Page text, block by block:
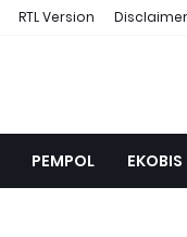
RTL Version Disclaimer
PEMPOL EKOBIS